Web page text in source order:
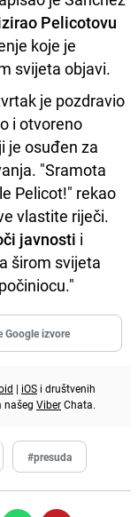
Pelicotovu
koje je
svijeta objavi.
je pozdravio
i otvoreno
je osuđen za
"Sramota
Pelicot!" rekao
vlastite riječi.
javnosti i
širom svijeta
Google izvore
| iOS i društvenih
našeg ViberChata.
#presuda